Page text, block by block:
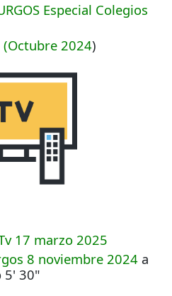
Especial Colegios
2024)
17 marzo 2025
8 noviembre 2024 a
5' 30"